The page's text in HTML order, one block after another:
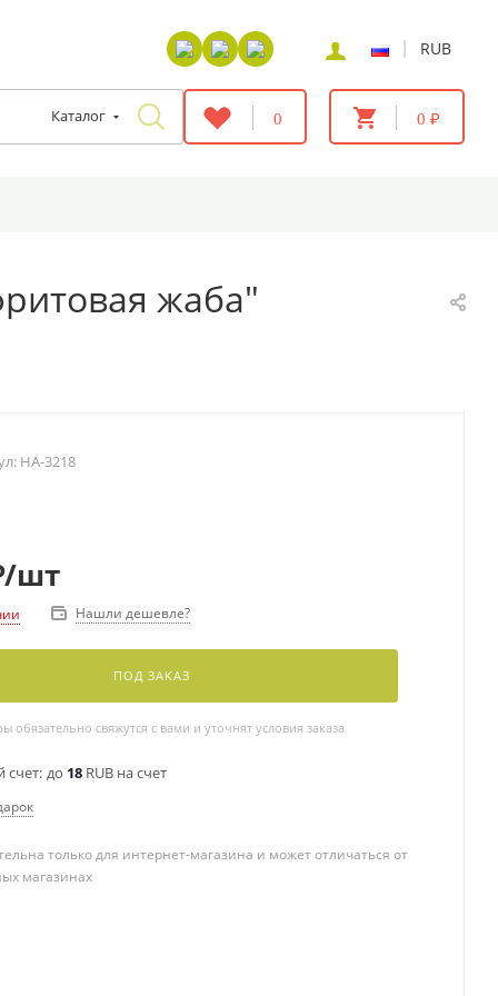
| RUB
Каталог 0 0 ₽
жаба"
HA-3218
/шт
Нашли дешевле?
ПОД ЗАКАЗ
свяжутся с вами и уточнят условия заказа
счет: до 18RUB на счет
только для интернет-магазина и может отличаться от
магазинах